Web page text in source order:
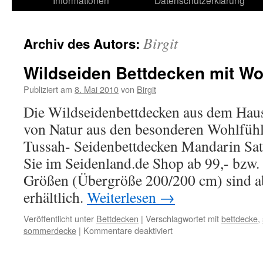
Archiv des Autors: Birgit
Wildseiden Bettdecken mit
Publiziert am 8. Mai 2010von Birgit
Die Wildseidenbettdecken aus dem
von Natur aus den besonderen
Tussah- Seidenbettdecken Mandarin
Sie im Seidenland.de Shop ab 99,-
Größen (Übergröße 200/200 cm) sind
erhältlich. Weiterlesen →
Veröffentlicht unter Bettdecken | Verschlagwortet mitbettdecke,
sommerdecke | Kommentare deaktiviertfür